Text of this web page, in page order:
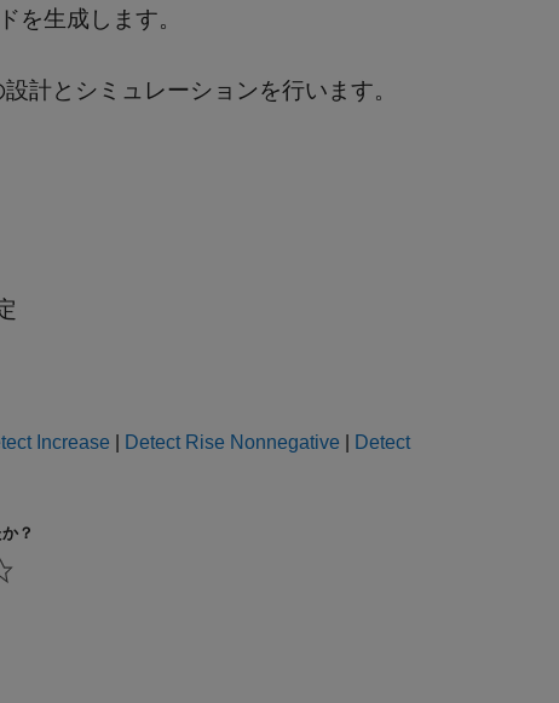
生成します。
計とシミュレーションを行います。
Increase Detect Rise Nonnegative
Detect
？